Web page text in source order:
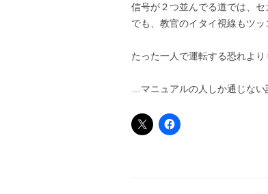
信号が２つ並んでる道では、
でも、教官のイタイ視線もツッ
たった一人で運転する恐れより
…マニュアルの人しか通じない